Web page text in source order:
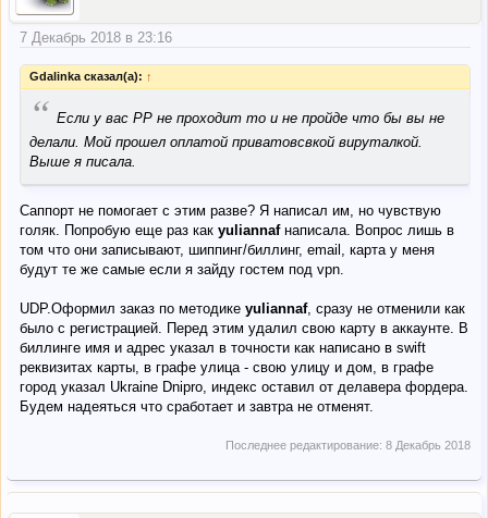
7 Декабрь 2018 в 23:16
Gdalinka сказал(а): ↑
“ Если у вас PP не проходит то и не пройде что бы вы не
делали. Мой прошел оплатой приватовсвкой вируталкой.
Выше я писала.
Саппорт не помогает с этим разве? Я написал им, но чувствую
голяк. Попробую еще раз как yuliannafнаписала. Вопрос лишь в
том что они записывают, шиппинг/биллинг, email, карта у меня
будут те же самые если я зайду гостем под vpn.
UDP.Оформил заказ по методике yuliannaf, сразу не отменили как
было с регистрацией. Перед этим удалил свою карту в аккаунте. В
биллинге имя и адрес указал в точности как написано в swift
реквизитах карты, в графе улица - свою улицу и дом, в графе
город указал Ukraine Dnipro, индекс оставил от делавера фордера.
Будем надеяться что сработает и завтра не отменят.
Последнее редактирование: 8 Декабрь 2018